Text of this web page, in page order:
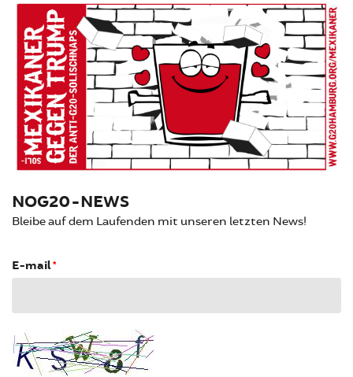
NOG20-NEWS
Bleibe auf dem Laufenden mit unseren letzten News!
E-mail*